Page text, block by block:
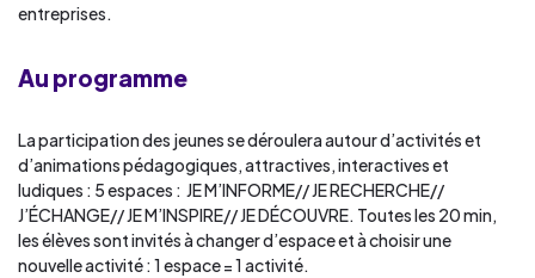
entreprises.
Au programme
La participation des jeunes se déroulera autour d’activités et
d’animations pédagogiques, attractives, interactives et
ludiques : 5 espaces : JE M’INFORME// JE RECHERCHE//
J’ÉCHANGE// JE M’INSPIRE// JE DÉCOUVRE. Toutes les 20 min,
les élèves sont invités à changer d’espace et à choisir une
nouvelle activité : 1 espace = 1 activité.